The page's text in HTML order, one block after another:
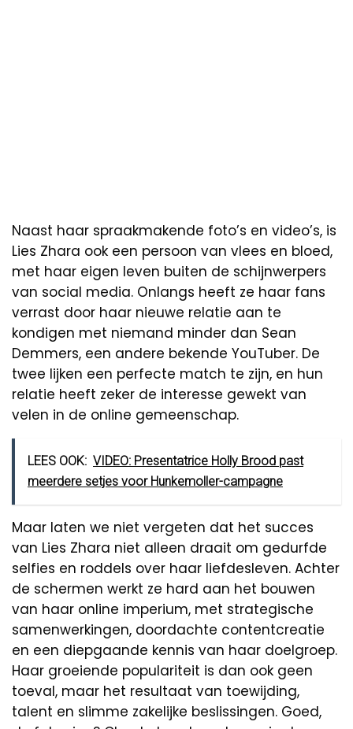
Naast haar spraakmakende foto’s en video’s, is
Lies Zhara ook een persoon van vlees en bloed,
met haar eigen leven buiten de schijnwerpers
van social media. Onlangs heeft ze haar fans
verrast door haar nieuwe relatie aan te
kondigen met niemand minder dan Sean
Demmers, een andere bekende YouTuber. De
twee lijken een perfecte match te zijn, en hun
relatie heeft zeker de interesse gewekt van
velen in de online gemeenschap.
LEES OOK: VIDEO: Presentatrice Holly Brood past
meerdere setjes voor Hunkemoller-campagne
Maar laten we niet vergeten dat het succes
van Lies Zhara niet alleen draait om gedurfde
selfies en roddels over haar liefdesleven. Achter
de schermen werkt ze hard aan het bouwen
van haar online imperium, met strategische
samenwerkingen, doordachte contentcreatie
en een diepgaande kennis van haar doelgroep.
Haar groeiende populariteit is dan ook geen
toeval, maar het resultaat van toewijding,
talent en slimme zakelijke beslissingen. Goed,